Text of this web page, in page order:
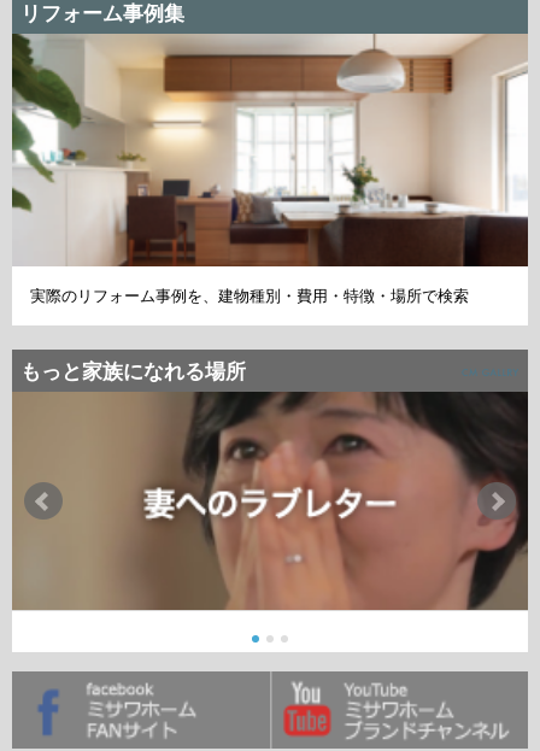
リフォーム事例集
実際のリフォーム事例を、建物種別・費用・特徴・場所で検索
もっと家族になれる場所